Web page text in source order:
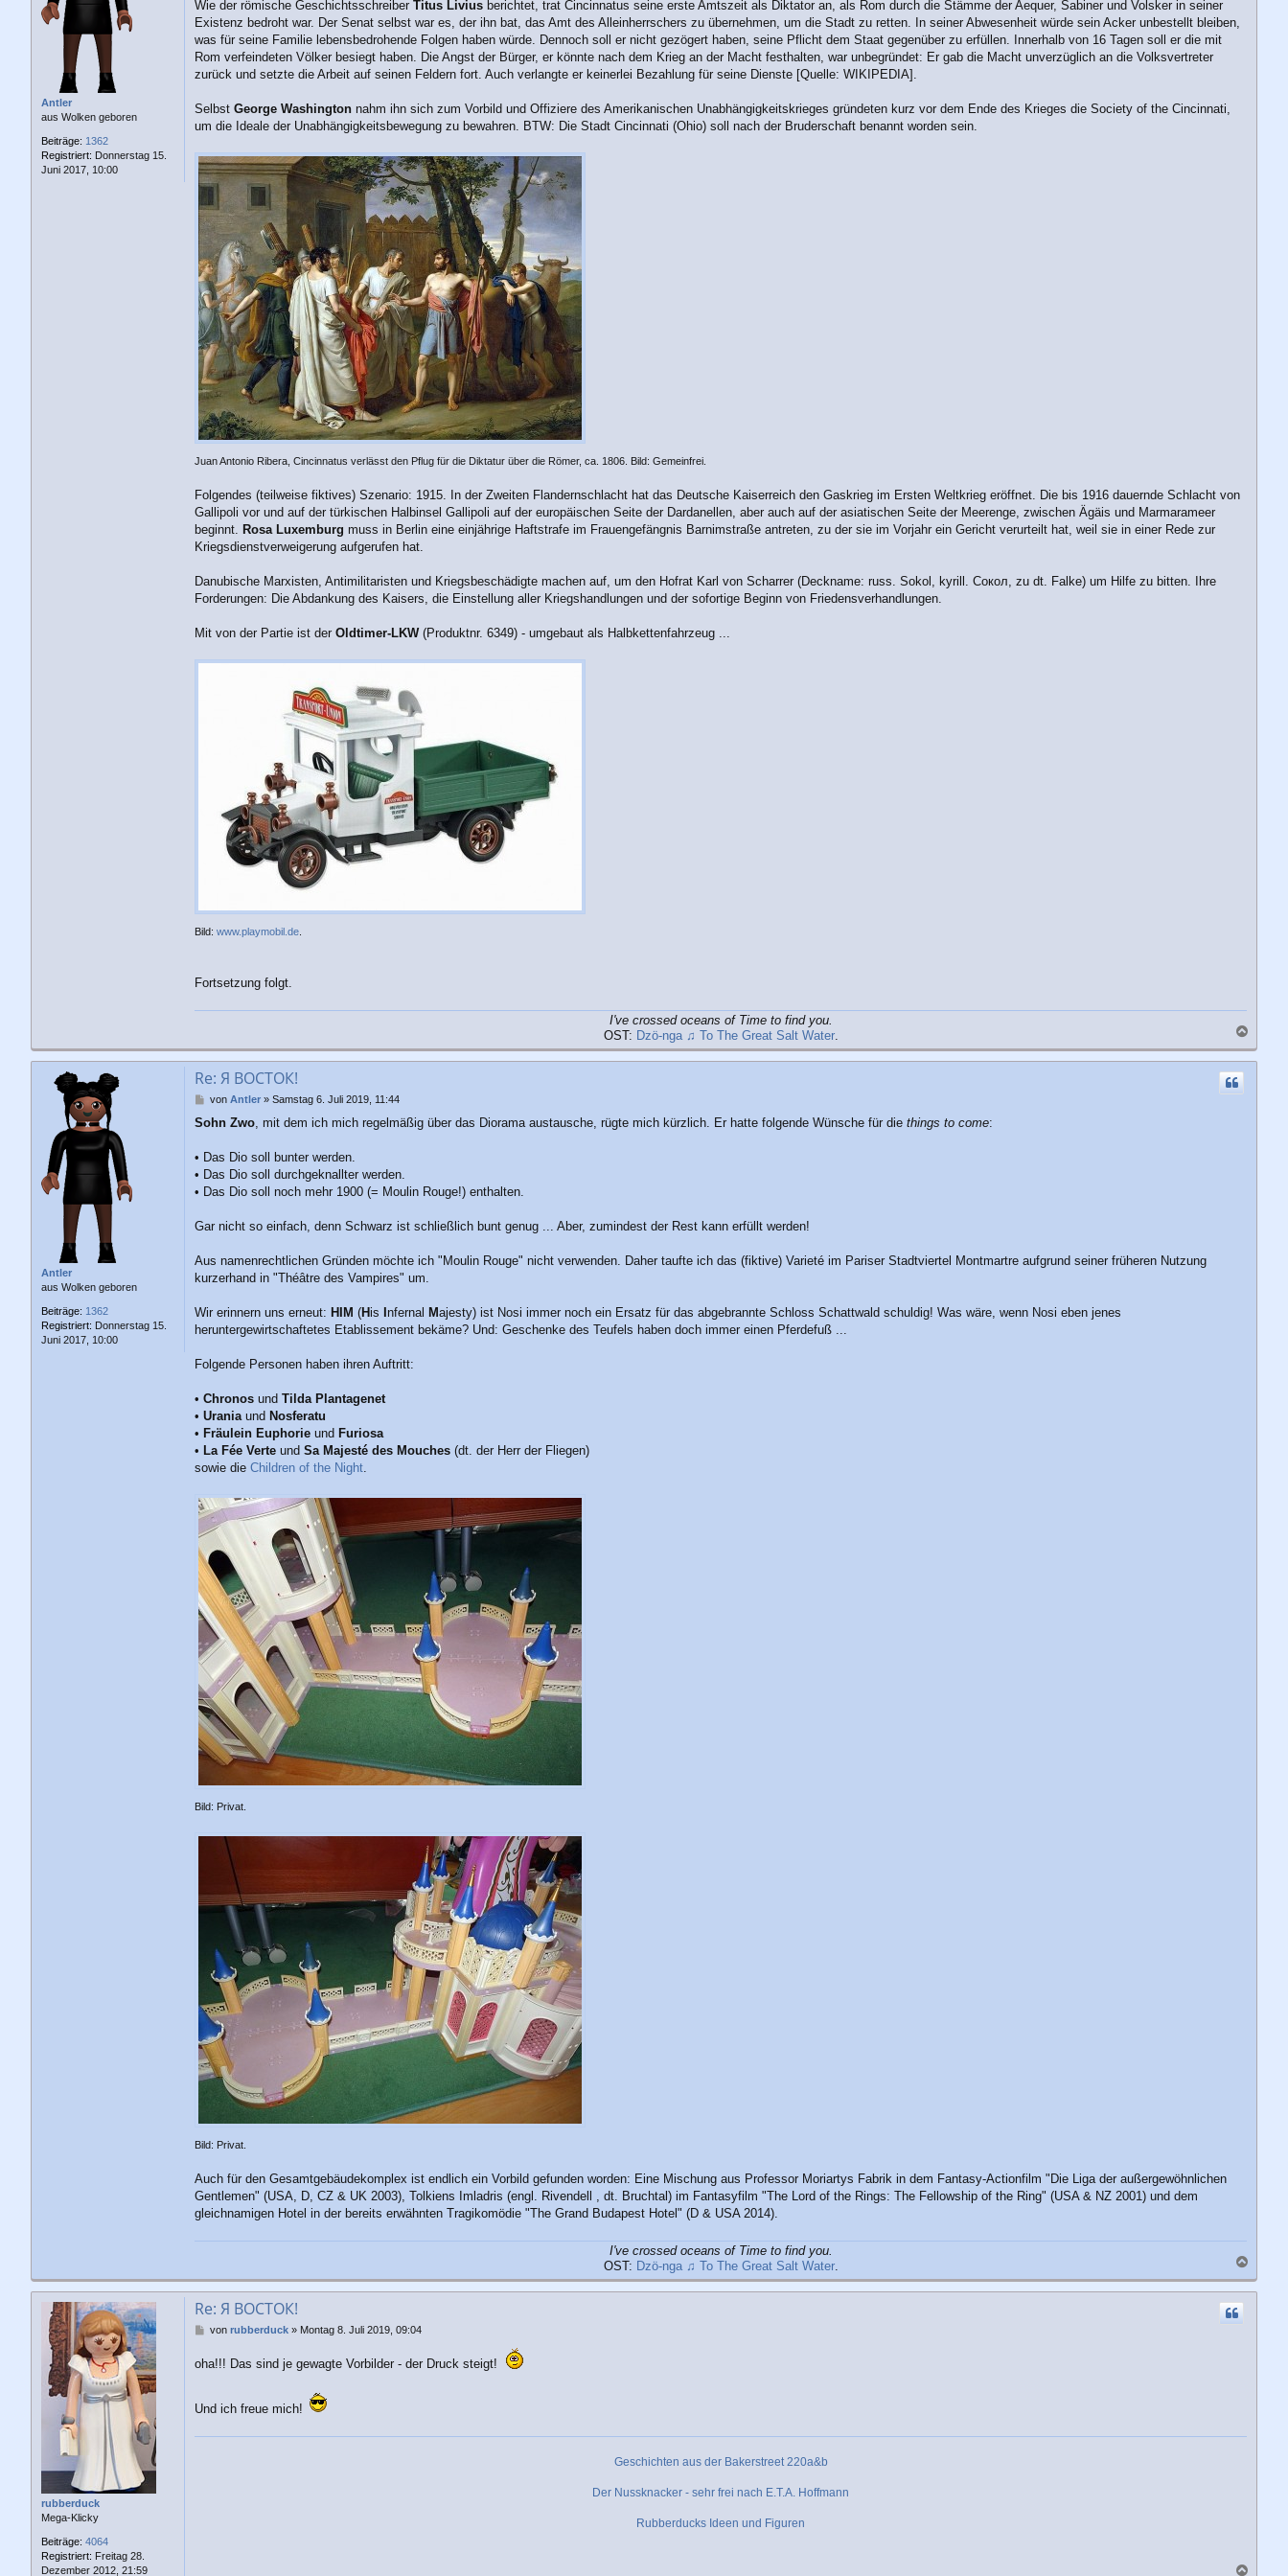
Antler
aus Wolken geboren
Beiträge: 1362
Registriert: Donnerstag 15.
Juni 2017, 10:00
Wie der römische Geschichtsschreiber Titus Livius berichtet, trat Cincinnatus seine erste Amtszeit als Diktator an, als Rom durch die Stämme der Aequer, Sabiner und Volsker in seiner
Existenz bedroht war. Der Senat selbst war es, der ihn bat, das Amt des Alleinherrschers zu übernehmen, um die Stadt zu retten. In seiner Abwesenheit würde sein Acker unbestellt bleiben,
was für seine Familie lebensbedrohende Folgen haben würde. Dennoch soll er nicht gezögert haben, seine Pflicht dem Staat gegenüber zu erfüllen. Innerhalb von 16 Tagen soll er die mit
Rom verfeindeten Völker besiegt haben. Die Angst der Bürger, er könnte nach dem Krieg an der Macht festhalten, war unbegründet: Er gab die Macht unverzüglich an die Volksvertreter
zurück und setzte die Arbeit auf seinen Feldern fort. Auch verlangte er keinerlei Bezahlung für seine Dienste [Quelle: WIKIPEDIA].
Selbst George Washington nahm ihn sich zum Vorbild und Offiziere des Amerikanischen Unabhängigkeitskrieges gründeten kurz vor dem Ende des Krieges die Society of the Cincinnati,
um die Ideale der Unabhängigkeitsbewegung zu bewahren. BTW: Die Stadt Cincinnati (Ohio) soll nach der Bruderschaft benannt worden sein.
Juan Antonio Ribera, Cincinnatus verlässt den Pflug für die Diktatur über die Römer, ca. 1806. Bild: Gemeinfrei.
Folgendes (teilweise fiktives) Szenario: 1915. In der Zweiten Flandernschlacht hat das Deutsche Kaiserreich den Gaskrieg im Ersten Weltkrieg eröffnet. Die bis 1916 dauernde Schlacht von
Gallipoli vor und auf der türkischen Halbinsel Gallipoli auf der europäischen Seite der Dardanellen, aber auch auf der asiatischen Seite der Meerenge, zwischen Ägäis und Marmarameer
beginnt. Rosa Luxemburg muss in Berlin eine einjährige Haftstrafe im Frauengefängnis Barnimstraße antreten, zu der sie im Vorjahr ein Gericht verurteilt hat, weil sie in einer Rede zur
Kriegsdienstverweigerung aufgerufen hat.
Danubische Marxisten, Antimilitaristen und Kriegsbeschädigte machen auf, um den Hofrat Karl von Scharrer (Deckname: russ. Sokol, kyrill. Сокол, zu dt. Falke) um Hilfe zu bitten. Ihre
Forderungen: Die Abdankung des Kaisers, die Einstellung aller Kriegshandlungen und der sofortige Beginn von Friedensverhandlungen.
Mit von der Partie ist der Oldtimer-LKW(Produktnr. 6349) - umgebaut als Halbkettenfahrzeug ...
Bild: www.playmobil.de
Fortsetzung folgt.
I've crossed oceans of Time to find you.
OST: Dzö-nga ♫ To The Great Salt Water.
a
c
Antler
aus Wolken geboren
Beiträge: 1362
Registriert: Donnerstag 15.
Juni 2017, 10:00
Re: Я ВОСТОК!
B
i
r
a
g
von Antler» Samstag 6. Juli 2019, 11:44
Sohn Zwo, mit dem ich mich regelmäßig über das Diorama austausche, rügte mich kürzlich. Er hatte folgende Wünsche für die things to come:
• Das Dio soll bunter werden.
• Das Dio soll durchgeknallter werden.
• Das Dio soll noch mehr 1900 (= Moulin Rouge!) enthalten.
Gar nicht so einfach, denn Schwarz ist schließlich bunt genug ... Aber, zumindest der Rest kann erfüllt werden!
Aus namenrechtlichen Gründen möchte ich "Moulin Rouge" nicht verwenden. Daher taufte ich das (fiktive) Varieté im Pariser Stadtviertel Montmartre aufgrund seiner früheren Nutzung
kurzerhand in "Théâtre des Vampires" um.
Wir erinnern uns erneut: HIM (His nfernal Majesty) ist Nosi immer noch ein Ersatz für das abgebrannte Schloss Schattwald schuldig! Was wäre, wenn Nosi eben jenes
heruntergewirtschaftetes Etablissement bekäme? Und: Geschenke des Teufels haben doch immer einen Pferdefuß ...
Folgende Personen haben ihren Auftritt:
• Chronos und Tilda Plantagenet
• Uraniaund Nosferatu
• Fräulein Euphorie und Furiosa
• La Fée Verte und Sa Majesté des Mouches (dt. der Herr der Fliegen)
sowie die Children of the Night.
Bild: Privat.
Bild: Privat.
Auch für den Gesamtgebäudekomplex ist endlich ein Vorbild gefunden worden: Eine Mischung aus Professor Moriartys Fabrik in dem Fantasy-Actionfilm "Die Liga der außergewöhnlichen
Gentlemen" (USA, D, CZ & UK 2003), Tolkiens Imladris (engl. Rivendell , dt. Bruchtal) im Fantasyfilm "The Lord of the Rings: The Fellowship of the Ring" (USA & NZ 2001) und dem
gleichnamigen Hotel in der bereits erwähnten Tragikomödie "The Grand Budapest Hotel" (D & USA 2014).
I've crossed oceans of Time to find you.
OST: Dzö-nga ♫ To The Great Salt Water.
a
c
rubberduck
Mega-Klicky
Beiträge: 4064
Registriert: Freitag 28.
Dezember 2012, 21:59
Re: Я ВОСТОК!
B
g
von rubberduck» Montag 8. Juli 2019, 09:04
oha!!! Das sind je gewagte Vorbilder - der Druck steigt!
Und ich freue mich!
Geschichten aus der Bakerstreet 220a&b
Der Nussknacker - sehr frei nach E.T.A. Hoffmann
Rubberducks Ideen und Figuren